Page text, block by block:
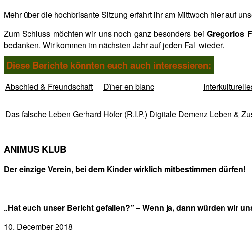
Mehr über die hochbrisante Sitzung erfahrt ihr am Mittwoch hier auf
Zum Schluss möchten wir uns noch ganz besonders beiGregorios
bedanken. Wir kommen im nächsten Jahr auf jeden Fall wieder.
Diese Berichte könnten euch auch interessieren:
Abschied & Freundschaft Dîner en blanc
Das falsche Leben Gerhard Höfer (R.I.P.) Digitale Demenz Leben &
ANIMUS KLUB
Der einzige Verein, bei dem Kinder wirklich mitbestimmen dürfen!
„Hat euch unser Bericht gefallen?” – Wenn ja, dann würden wir
10. December 2018